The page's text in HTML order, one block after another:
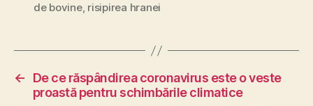
de bovine, risipirea hranei
←
De ce răspândirea coronavirus este o veste
proastă pentru schimbările climatice